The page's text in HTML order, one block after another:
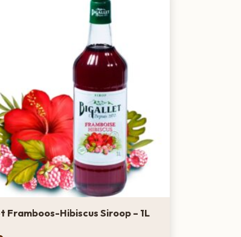
dankzij haar zoet-met-licht-
bijzonder goed met frisse smaken
en munt. Perfect voor een mojito dus!
van Bigallet is lichtgeel van
bloemetjes. Voor de perfecte
je aan om 1 deel siroop te mengen
water, zodat je de ideale
Santé!
Framboos-Hibiscus Siroop – 1L